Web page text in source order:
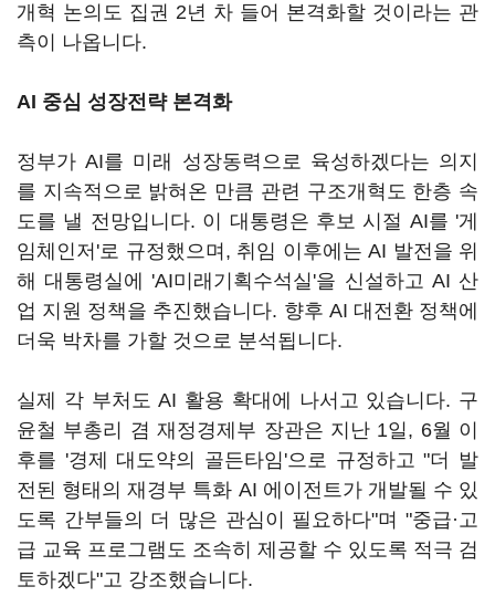
개혁 논의도 집권 2년 차 들어 본격화할 것이라는 관
측이 나옵니다.
AI 중심 성장전략 본격화
정부가 AI를 미래 성장동력으로 육성하겠다는 의지
를 지속적으로 밝혀온 만큼 관련 구조개혁도 한층 속
도를 낼 전망입니다. 이 대통령은 후보 시절 AI를 '게
임체인저'로 규정했으며, 취임 이후에는 AI 발전을 위
해 대통령실에 'AI미래기획수석실'을 신설하고 AI 산
업 지원 정책을 추진했습니다. 향후 AI 대전환 정책에
더욱 박차를 가할 것으로 분석됩니다.
실제 각 부처도 AI 활용 확대에 나서고 있습니다. 구
윤철 부총리 겸 재정경제부 장관은 지난 1일, 6월 이
후를 '경제 대도약의 골든타임'으로 규정하고 "더 발
전된 형태의 재경부 특화 AI 에이전트가 개발될 수 있
도록 간부들의 더 많은 관심이 필요하다"며 "중급·고
급 교육 프로그램도 조속히 제공할 수 있도록 적극 검
토하겠다"고 강조했습니다.